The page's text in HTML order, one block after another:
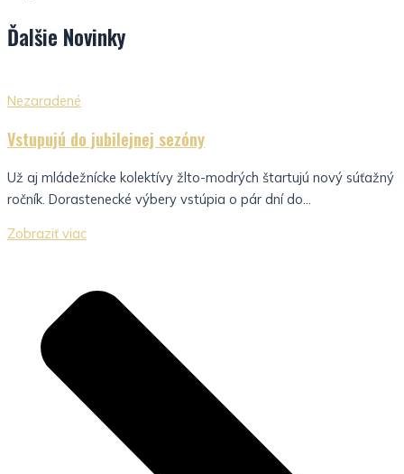
Ďalšie Novinky
Nezaradené
Vstupujú do jubilejnej sezóny
Už aj mládežnícke kolektívy žlto-modrých štartujú nový súťažný
ročník. Dorastenecké výbery vstúpia o pár dní do...
Zobraziť viac